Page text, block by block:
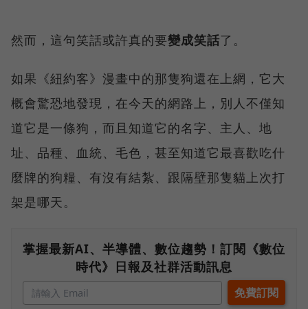
然而，這句笑話或許真的要變成笑話了。
如果《紐約客》漫畫中的那隻狗還在上網，它大
概會驚恐地發現，在今天的網路上，別人不僅知
道它是一條狗，而且知道它的名字、主人、地
址、品種、血統、毛色，甚至知道它最喜歡吃什
麼牌的狗糧、有沒有結紮、跟隔壁那隻貓上次打
架是哪天。
掌握最新AI、半導體、數位趨勢！訂閱《數位
時代》日報及社群活動訊息